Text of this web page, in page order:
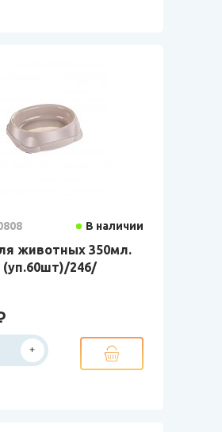
В наличии
животных 350мл.
(уп.60шт)/246/